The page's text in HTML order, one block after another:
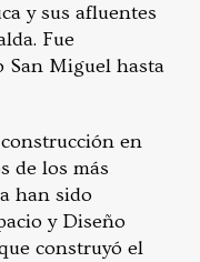
y sus afluentes
Fue
San Miguel hasta
en
de los más
han sido
y Diseño
construyó el